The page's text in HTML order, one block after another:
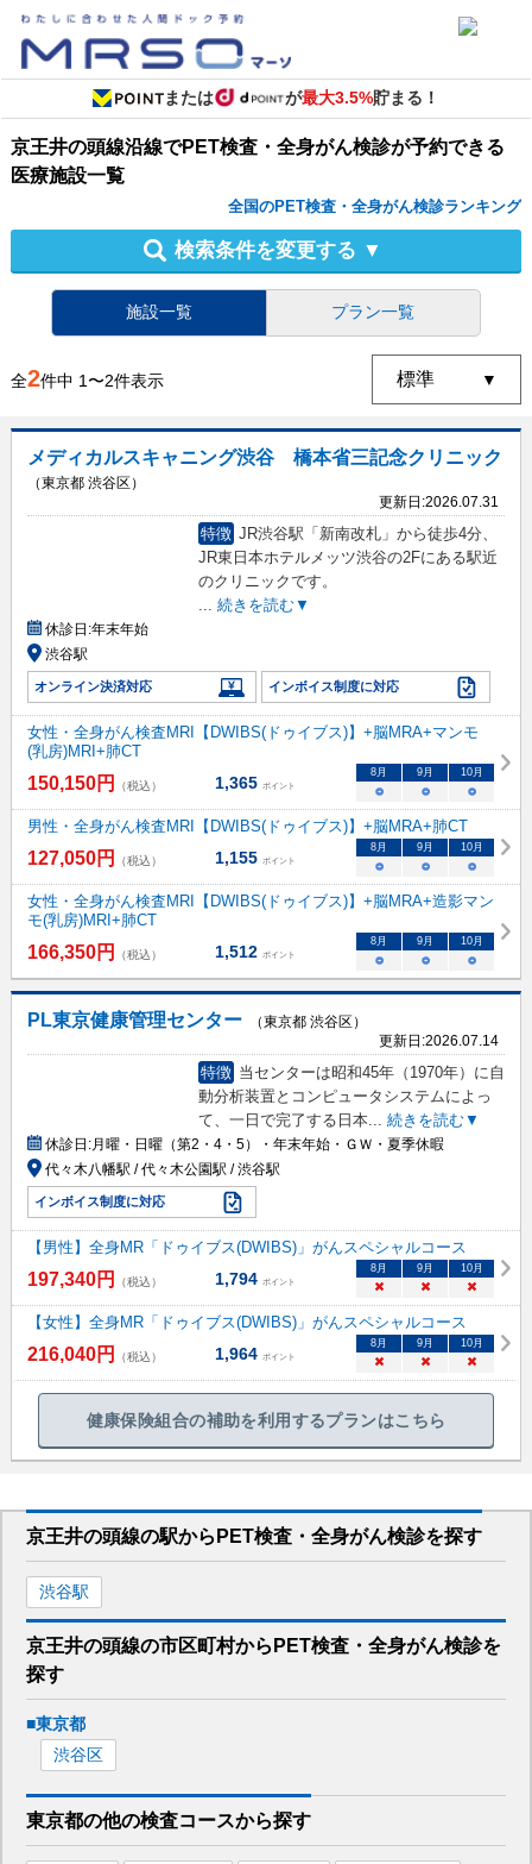
または が最大3.5%貯まる！
京王井の頭線沿線でPET検査・全身がん検診が予約できる
医療施設一覧
全国のPET検査・全身がん検診ランキング
検索条件を変更する ▼
施設一覧 プラン一覧
全2件中 1〜2件表示
メディカルスキャニング渋谷 橋本省三記念クリニック
（東京都 渋谷区）
更新日:2026.07.31
特徴 JR渋谷駅「新南改札」から徒歩4分、
JR東日本ホテルメッツ渋谷の2Fにある駅近
のクリニックです。
... 続きを読む▼
休診日:年末年始
渋谷駅
オンライン決済対応 インボイス制度に対応
女性・全身がん検査MRI【DWIBS(ドゥイブス)】+脳MRA+マンモ
(乳房)MRI+肺CT
150,150円 （税込） 1,365 ポイント
8月 9月 10月
○ ○ ○
男性・全身がん検査MRI【DWIBS(ドゥイブス)】+脳MRA+肺CT
127,050円 （税込） 1,155 ポイント
8月 9月 10月
○ ○ ○
女性・全身がん検査MRI【DWIBS(ドゥイブス)】+脳MRA+造影マン
モ(乳房)MRI+肺CT
166,350円 （税込） 1,512 ポイント
8月 9月 10月
○ ○ ○
PL東京健康管理センター
（東京都 渋谷区）
更新日:2026.07.14
特徴 当センターは昭和45年（1970年）に自
動分析装置とコンピュータシステムによっ
て、一日で完了する日本... 続きを読む▼
休診日:月曜・日曜（第2・4・5）・年末年始・ＧＷ・夏季休暇
代々木八幡駅 / 代々木公園駅 / 渋谷駅
インボイス制度に対応
【男性】全身MR「ドゥイブス(DWIBS)」がんスペシャルコース
197,340円 （税込） 1,794 ポイント
8月 9月 10月
× × ×
【女性】全身MR「ドゥイブス(DWIBS)」がんスペシャルコース
216,040円 （税込） 1,964 ポイント
8月 9月 10月
× × ×
健康保険組合の補助を利用するプランはこちら
京王井の頭線の駅から PET検査・全身がん検診を探す
渋谷駅
京王井の頭線の市区町村から PET検査・全身がん検診を
探す
■東京都
渋谷区
東京都の他の検査コースから探す